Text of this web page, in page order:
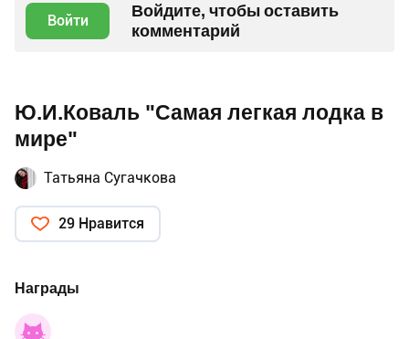
Войти
Войдите, чтобы оставить
комментарий
Ю.И.Коваль "Самая легкая лодка в
мире"
Татьяна Сугачкова
29 Нравится
Награды